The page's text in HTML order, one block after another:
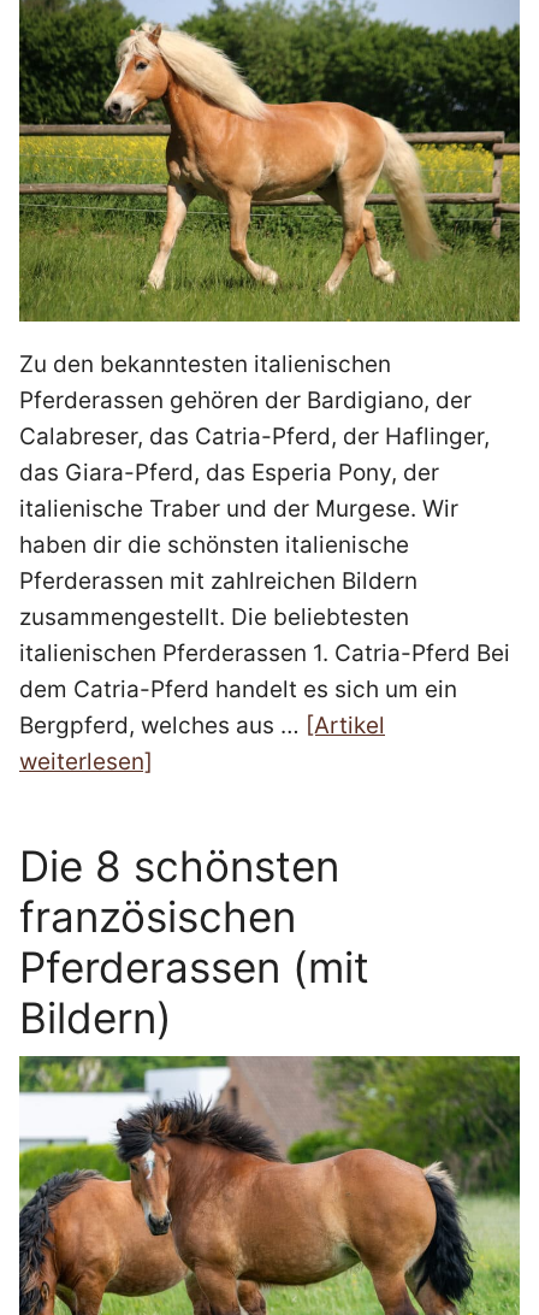
Zu den bekanntesten italienischen
Pferderassen gehören der Bardigiano, der
Calabreser, das Catria-Pferd, der Haflinger,
das Giara-Pferd, das Esperia Pony, der
italienische Traber und der Murgese. Wir
haben dir die schönsten italienische
Pferderassen mit zahlreichen Bildern
zusammengestellt. Die beliebtesten
italienischen Pferderassen 1. Catria-Pferd Bei
dem Catria-Pferd handelt es sich um ein
Bergpferd, welches aus … [Artikel
weiterlesen]
Die 8 schönsten
französischen
Pferderassen (mit
Bildern)